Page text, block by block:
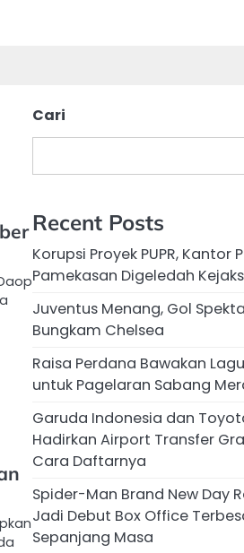
Cari
Recent Posts
Korupsi Proyek PUPR, Kantor
Pamekasan Digeledah
Juventus Menang, Gol
Bungkam Chelsea
Raisa Perdana Bawakan
untuk Pagelaran Sabang
Garuda Indonesia dan
Hadirkan Airport Transfer
Cara Daftarnya
Spider-Man Brand New Day
Jadi Debut Box Office
Sepanjang Masa